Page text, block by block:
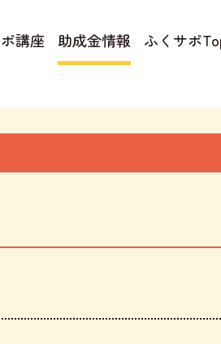
講座 助成金情報 ふくサポ